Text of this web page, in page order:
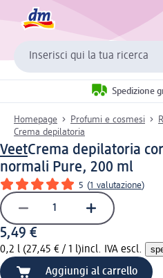
Inserisci qui la tua ricerca
Spedizione
Homepage Profumi e cosmesi
Crema depilatoria
VeetCrema depilatoria
normali Pure, 200 ml
5 (1 valutazione)
5,49 €
0,2 l (27,45 € / 1 l)incl. IVA escl.
Aggiungi al carrello